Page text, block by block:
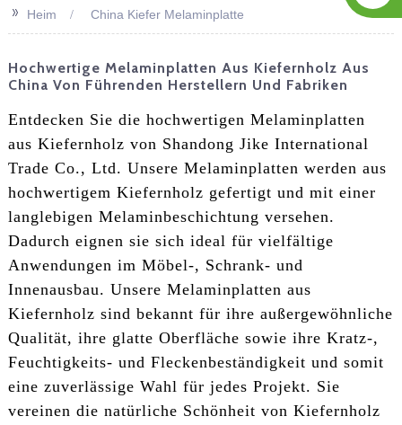
>>
Heim China Kiefer Melaminplatte
Hochwertige Melaminplatten Aus Kiefernholz Aus
China Von Führenden Herstellern Und Fabriken
Entdecken Sie die hochwertigen Melaminplatten
aus Kiefernholz von Shandong Jike International
Trade Co., Ltd. Unsere Melaminplatten werden aus
hochwertigem Kiefernholz gefertigt und mit einer
langlebigen Melaminbeschichtung versehen.
Dadurch eignen sie sich ideal für vielfältige
Anwendungen im Möbel-, Schrank- und
Innenausbau. Unsere Melaminplatten aus
Kiefernholz sind bekannt für ihre außergewöhnliche
Qualität, ihre glatte Oberfläche sowie ihre Kratz-,
Feuchtigkeits- und Fleckenbeständigkeit und somit
eine zuverlässige Wahl für jedes Projekt. Sie
vereinen die natürliche Schönheit von Kiefernholz